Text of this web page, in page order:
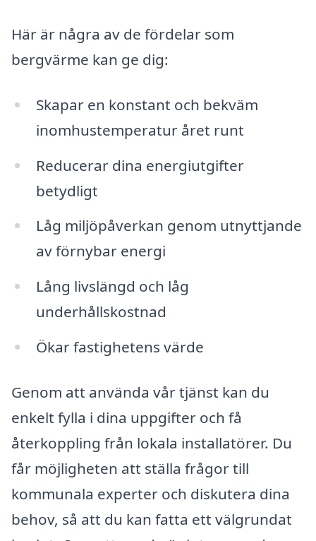
Här är några av de fördelar som
bergvärme kan ge dig:
Skapar en konstant och bekväm
inomhustemperatur året runt
Reducerar dina energiutgifter
betydligt
Låg miljöpåverkan genom utnyttjande
av förnybar energi
Lång livslängd och låg
underhållskostnad
Ökar fastighetens värde
Genom att använda vår tjänst kan du
enkelt fylla i dina uppgifter och få
återkoppling från lokala installatörer. Du
får möjligheten att ställa frågor till
kommunala experter och diskutera dina
behov, så att du kan fatta ett välgrundat